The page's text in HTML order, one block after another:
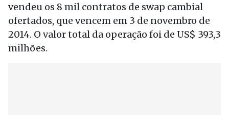
vendeu os 8 mil contratos de swap cambial
ofertados, que vencem em 3 de novembro de
2014. O valor total da operação foi de US$ 393,3
milhões.